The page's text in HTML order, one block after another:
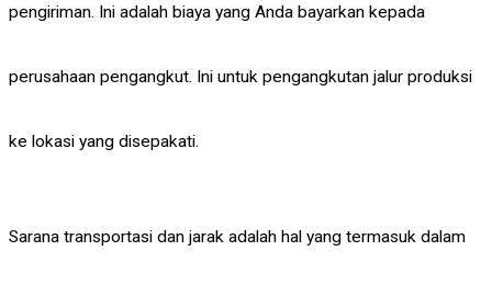
pengiriman. Ini adalah biaya yang Anda bayarkan kepada
perusahaan pengangkut. Ini untuk pengangkutan jalur produksi
ke lokasi yang disepakati.
Sarana transportasi dan jarak adalah hal yang termasuk dalam